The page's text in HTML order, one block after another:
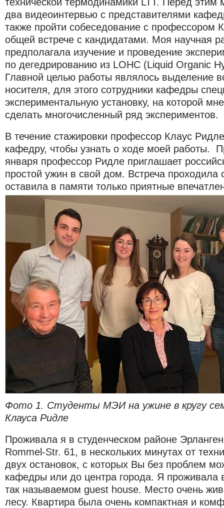
два видеоинтервью с представителями
также пройти собеседование с профессором
общей встрече с кандидатами. Моя научная
предполагала изучение и проведение
по дегедрированию из LOHC (Liquid Organic
Главной целью работы являлось выделение
носителя, для этого сотрудники кафедры
экспериментальную установку, на которой
сделать многочисленный ряд экспериментов.
В течение стажировки профессор Клаус
кафедру, чтобы узнать о ходе моей работы.
января профессор Ридле приглашает
простой ужин в свой дом. Встреча проходила
оставила в памяти только приятные
Фото 1. Студенты МЭИ на ужине в кругу
Клауса Ридле
Проживала я в студенческом районе
Rommel-Str. 61, в нескольких минутах от
двух остановок, с которых Вы без проблем
кафедры или до центра города. Я проживала
так называемом guest house. Место очень
лесу. Квартира была очень компактная и